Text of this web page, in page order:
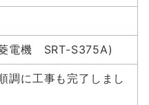
電機 SRT-S375A)
調に工事も完了しまし